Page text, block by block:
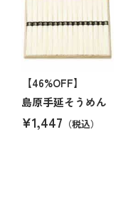
【46%OFF】
島原手延そうめん
¥1,447 （税込）